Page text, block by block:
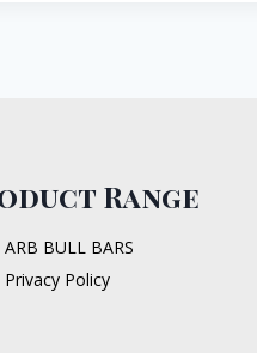
Range
ARB BULL BARS
Privacy Policy
Toggle Menu